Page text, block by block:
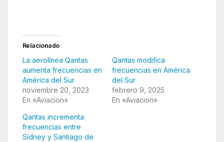
Relacionado
La aerolínea Qantas
aumenta frecuencias en
América del Sur
noviembre 20, 2023
En «Aviacion»
Qantas modifica
frecuencias en América
del Sur
febrero 9, 2025
En «Aviacion»
Qantas incrementa
frecuencias entre
Sídney y Santiago de